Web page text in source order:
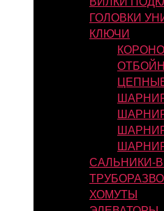
ГОЛОВКИ
КЛЮЧИ
САЛЬНИКИ-
ХОМУТЫ